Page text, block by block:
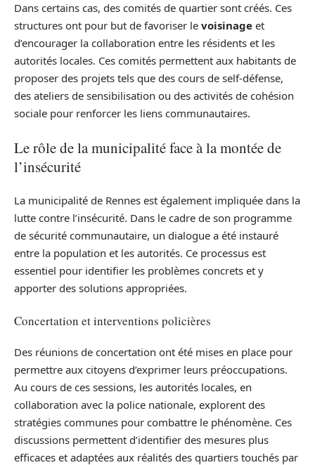
Dans certains cas, des comités de quartier sont créés. Ces
structures ont pour but de favoriser le voisinage et
d’encourager la collaboration entre les résidents et les
autorités locales. Ces comités permettent aux habitants de
proposer des projets tels que des cours de self-défense,
des ateliers de sensibilisation ou des activités de cohésion
sociale pour renforcer les liens communautaires.
Le rôle de la municipalité face à la montée de
l’insécurité
La municipalité de Rennes est également impliquée dans la
lutte contre l’insécurité. Dans le cadre de son programme
de sécurité communautaire, un dialogue a été instauré
entre la population et les autorités. Ce processus est
essentiel pour identifier les problèmes concrets et y
apporter des solutions appropriées.
Concertation et interventions policières
Des réunions de concertation ont été mises en place pour
permettre aux citoyens d’exprimer leurs préoccupations.
Au cours de ces sessions, les autorités locales, en
collaboration avec la police nationale, explorent des
stratégies communes pour combattre le phénomène. Ces
discussions permettent d’identifier des mesures plus
efficaces et adaptées aux réalités des quartiers touchés par